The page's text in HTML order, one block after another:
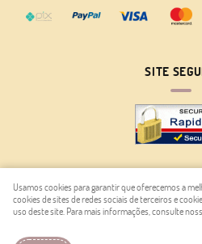
SITE
LOJA VIRTUAL CRIADA POR
Usamos cookies para garantir que oferecemos a
cookies de sites de redes sociais de terceiros e
uso deste site. Para mais informações, consulte